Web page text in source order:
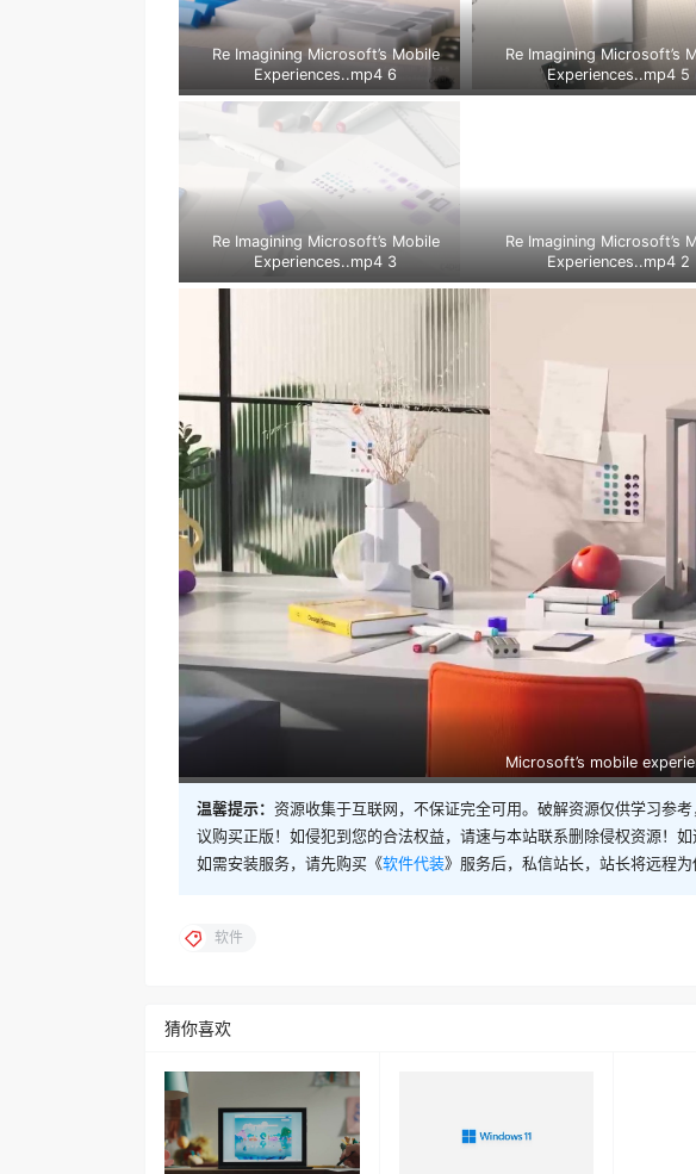
Re Imagining Microsoft’s Mobile
Experiences..mp4 6
Re Imagining Microsoft’s
Experiences..mp4 5
Re Imagining Microsoft’s Mobile
Experiences..mp4 3
Re Imagining Microsoft’s
Microsoft’s mobile
温馨提示：资源收集于互联网，不保证完全可用。破解资源仅供学习参
议购买正版！如侵犯到您的合法权益，请速与本站联系删除侵权资源！
如需安装服务，请先购买《软件代装 》服务后，私信站长，站长将远程